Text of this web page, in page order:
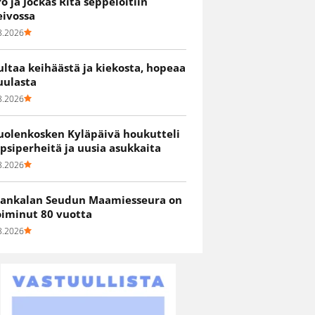
keihäästä ja kiekosta, hopeaa
Kyläpäivä houkutteli
ja uusia asukkaita
Seudun Maamiesseura on
80 vuotta